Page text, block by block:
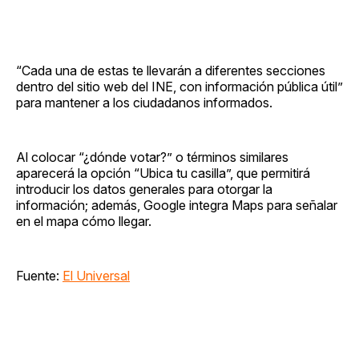
“Cada una de estas te llevarán a diferentes secciones
dentro del sitio web del INE, con información pública útil”
para mantener a los ciudadanos informados.
Al colocar “¿dónde votar?” o términos similares
aparecerá la opción “Ubica tu casilla”, que permitirá
introducir los datos generales para otorgar la
información; además, Google integra Maps para señalar
en el mapa cómo llegar.
Fuente: El Universal